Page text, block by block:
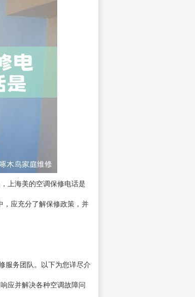
上海美的空调保修电话是
应充分了解保修政策，并
服务团队。以下为您详尽介
应并解决各种空调故障问